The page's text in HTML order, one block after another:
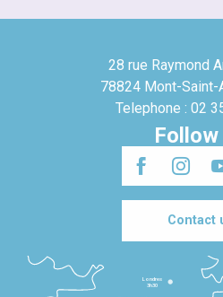
28 rue Raymond
78824 Mont-Saint-
Telephone : 02
Follow
Contact
Londres
3h30